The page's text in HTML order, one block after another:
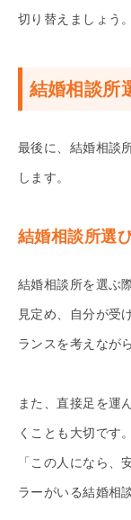
切り替えましょう。
結婚相談所
最後に、結婚相談
します。
結婚相談所選
結婚相談所を選ぶ
見定め、自分が受
ランスを考えなが
また、直接足を運
くことも大切です。
「この人になら、
ラーがいる結婚相